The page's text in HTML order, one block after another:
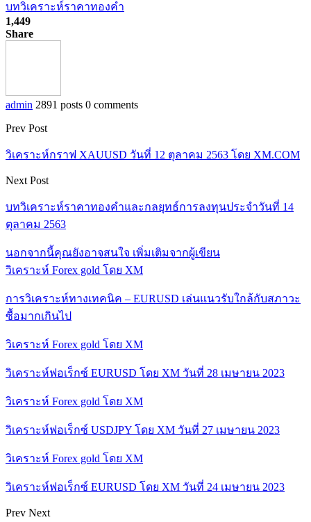
บทวิเคราะห์ราคาทองคำ
1,449
Share
admin 2891 posts 0 comments
Prev Post
วิเคราะห์กราฟ XAUUSD วันที่ 12 ตุลาคม 2563 โดย XM.COM
Next Post
บทวิเคราะห์ราคาทองคำและกลยุทธ์การลงทุนประจำวันที่ 14
ตุลาคม 2563
นอกจากนี้คุณยังอาจสนใจ เพิ่มเติมจากผู้เขียน
วิเคราะห์ Forex gold โดย XM
การวิเคราะห์ทางเทคนิค – EURUSD เล่นแนวรับใกล้กับสภาวะ
ซื้อมากเกินไป
วิเคราะห์ Forex gold โดย XM
วิเคราะห์ฟอเร็กซ์ EURUSD โดย XM วันที่ 28 เมษายน 2023
วิเคราะห์ Forex gold โดย XM
วิเคราะห์ฟอเร็กซ์ USDJPY โดย XM วันที่ 27 เมษายน 2023
วิเคราะห์ Forex gold โดย XM
วิเคราะห์ฟอเร็กซ์ EURUSD โดย XM วันที่ 24 เมษายน 2023
Prev Next